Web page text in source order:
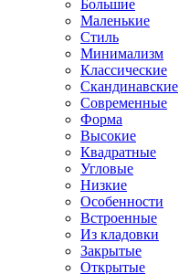
Большие
Маленькие
Стиль
Минимализм
Классические
Скандинавские
Современные
Форма
Высокие
Квадратные
Угловые
Низкие
Особенности
Встроенные
Из кладовки
Закрытые
Открытые